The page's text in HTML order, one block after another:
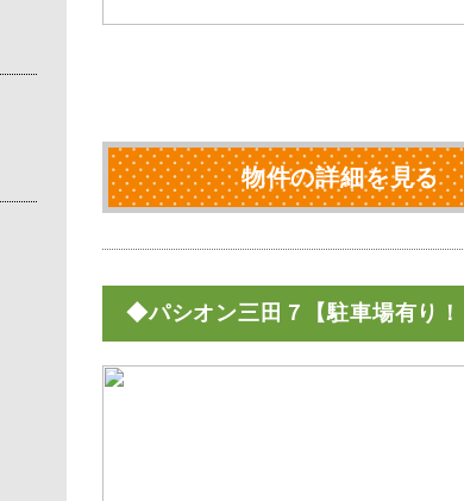
物件の詳細を見る
◆パシオン三田７【駐車場有り！